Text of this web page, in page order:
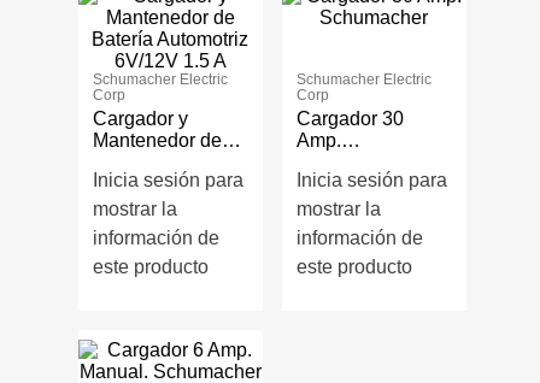
Schumacher Electric
Corp
Cargador y
Mantenedor de
Automotriz
6V/12V 1.5 A
Inicia sesión para
mostrar la
información de
este producto
Schumacher Electric
Corp
Cargador 30
Amp.
Inicia sesión para
mostrar la
información de
este producto